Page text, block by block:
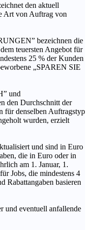
den aktuell
Art von Auftrag von
bezeichnen die
teuersten Angebot für
25 % der Kunden
„SPAREN SIE
und
den Durchschnitt der
für denselben Auftragstyp
wurden, erzielt
und sind in Euro
die in Euro oder in
am 1. Januar, 1.
Jobs, die mindestens 4
Rabattangaben basieren
und eventuell anfallende